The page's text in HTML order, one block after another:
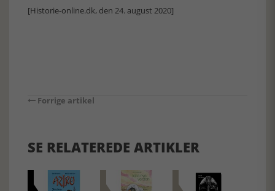
[Historie-online.dk, den 24. august 2020]
Forrige artikel
SE RELATEREDE ARTIKLER